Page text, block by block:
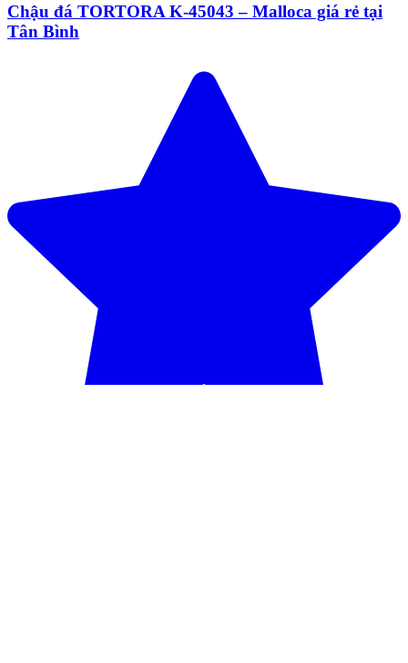
Chậu đá TORTORA K-45043 – Malloca giá rẻ tại
Tân Bình